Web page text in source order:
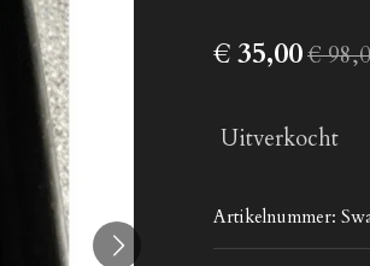
€ 35,00€
Uitverkocht
Artikelnummer: